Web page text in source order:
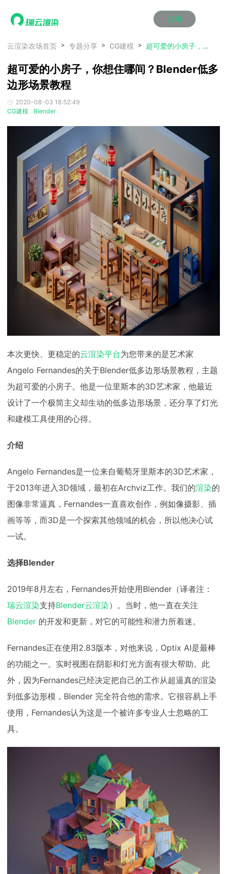
注册
首页
产品服务
云制作
云渲染管理系统
瑞兔百宝箱
AI视频插帧
云制作
云渲染管理系统
瑞兔百宝箱
AI视频插帧
云制作
云渲染管理系统
瑞兔百宝箱
AI视频插帧
云制作
云渲染管理系统
瑞兔百宝箱
AI视频插帧
云制作
云渲染管理系统
瑞兔百宝箱
AI视频插帧
云制作
云渲染管理系统
瑞兔百宝箱
AI视频插帧
Maya云渲染方案
3ds Max云渲染方案
Cinema 4D云渲染方案
Blender 云渲染方案
Maya AI渲染方案
Maya云渲染方案
3ds Max云渲染方案
Cinema 4D云渲染方案
Blender 云渲染方案
Maya AI渲染方案
Maya云渲染方案
3ds Max云渲染方案
Cinema 4D云渲染方案
Blender 云渲染方案
Maya AI渲染方案
Maya云渲染方案
3ds Max云渲染方案
Cinema 4D云渲染方案
Blender 云渲染方案
Maya AI渲染方案
Maya云渲染方案
3ds Max云渲染方案
Cinema 4D云渲染方案
Blender 云渲染方案
Maya AI渲染方案
Maya云渲染方案
3ds Max云渲染方案
Cinema 4D云渲染方案
Blender 云渲染方案
Maya AI渲染方案
动画价格
效果图价格
云制作价格
动画价格
效果图价格
云制作价格
动画价格
效果图价格
云制作价格
动画价格
效果图价格
云制作价格
动画价格
效果图价格
云制作价格
动画价格
效果图价格
云制作价格
案例
资讯&赛事
新闻资讯
渲染百科
渲染大赛
泛CG交流会
新闻资讯
渲染百科
渲染大赛
泛CG交流会
新闻资讯
渲染百科
渲染大赛
泛CG交流会
新闻资讯
渲染百科
渲染大赛
泛CG交流会
新闻资讯
渲染百科
渲染大赛
泛CG交流会
新闻资讯
渲染百科
渲染大赛
泛CG交流会
特惠专区
云渲染优惠攻略
青云平台
教育优惠
云渲染优惠攻略
青云平台
教育优惠
云渲染优惠攻略
青云平台
教育优惠
云渲染优惠攻略
青云平台
教育优惠
云渲染优惠攻略
青云平台
教育优惠
云渲染优惠攻略
青云平台
教育优惠
关于我们
下载动画客户端
效果图客户端
动画客户端
效果图客户端
动画客户端
效果图客户端
动画客户端
效果图客户端
动画客户端
效果图客户端
动画客户端
效果图客户端
帮助/教程
登录
云渲染农场首页 专题分享 CG建模 超可爱的小房子，你想住哪间？Blender低多边形场景教程
超可爱的小房子，你想住哪间？Blender低多
边形场景教程
2020-08-03 18:52:49
CG建模
Blender
本次更快、更稳定的云渲染平台为您带来的是艺术家
Angelo Fernandes的关于Blender低多边形场景教程，主题
为超可爱的小房子。他是一位里斯本的3D艺术家，他最近
设计了一个极简主义却生动的低多边形场景，还分享了灯光
和建模工具使用的心得。
介绍
Angelo Fernandes是一位来自葡萄牙里斯本的3D艺术家，
于2013年进入3D领域，最初在Archviz工作。我们的渲染的
图像非常逼真，Fernandes一直喜欢创作，例如像摄影、插
画等等，而3D是一个探索其他领域的机会，所以他决心试
一试。
选择Blender
2019年8月左右，Fernandes开始使用Blender（译者注：
瑞云渲染支持Blender云渲染）。当时，他一直在关注
Blender 的开发和更新，对它的可能性和潜力所着迷。
Fernandes正在使用2.83版本，对他来说，Optix AI是最棒
的功能之一。实时视图在阴影和灯光方面有很大帮助。此
外，因为Fernandes已经决定把自己的工作从超逼真的渲染
到低多边形模，Blender 完全符合他的需求。它很容易上手
使用，Fernandes认为这是一个被许多专业人士忽略的工
具。